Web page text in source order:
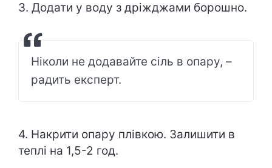
3. Додати у воду з дріжджами борошно.
Ніколи не додавайте сіль в опару, –
радить експерт.
4. Накрити опару плівкою. Залишити в
теплі на 1,5-2 год.